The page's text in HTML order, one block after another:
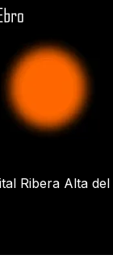
Ribera Alta del